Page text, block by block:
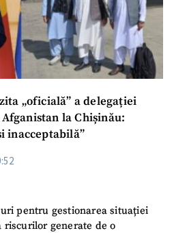
„oficială” a delegației
la Chișinău:
inacceptabilă”
pentru gestionarea situației
riscurilor generate de o